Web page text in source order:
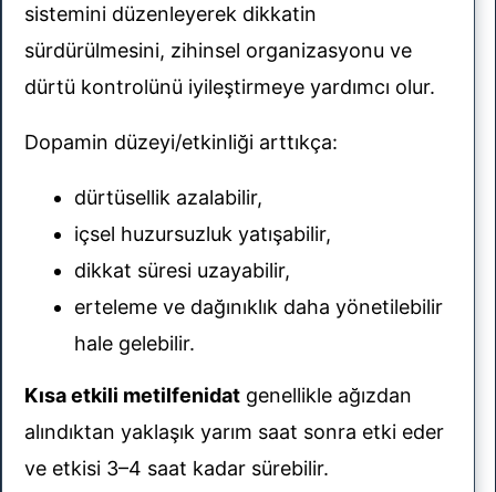
sistemini düzenleyerek dikkatin
sürdürülmesini, zihinsel organizasyonu ve
dürtü kontrolünü iyileştirmeye yardımcı olur.
Dopamin düzeyi/etkinliği arttıkça:
dürtüsellik azalabilir,
içsel huzursuzluk yatışabilir,
dikkat süresi uzayabilir,
erteleme ve dağınıklık daha yönetilebilir
hale gelebilir.
Kısa etkili metilfenidat genellikle ağızdan
alındıktan yaklaşık yarım saat sonra etki eder
ve etkisi 3–4 saat kadar sürebilir.